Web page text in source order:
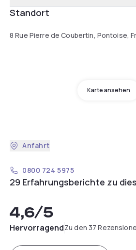
Standort
8 Rue Pierre de Coubertin, Pontoise,
Karte ansehen
Anfahrt
0800 724 5975
29 Erfahrungsberichte zu
4,6/5
HervorragendZu den 37